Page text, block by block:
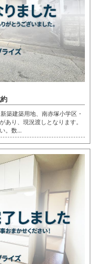
築建築用地、南赤塚小学区・
り、現況渡しとなります。
。数...